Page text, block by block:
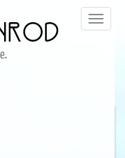
Menü